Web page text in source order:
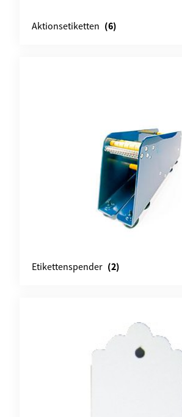
Aktionsetiketten (6)
Etikettenspender (2)